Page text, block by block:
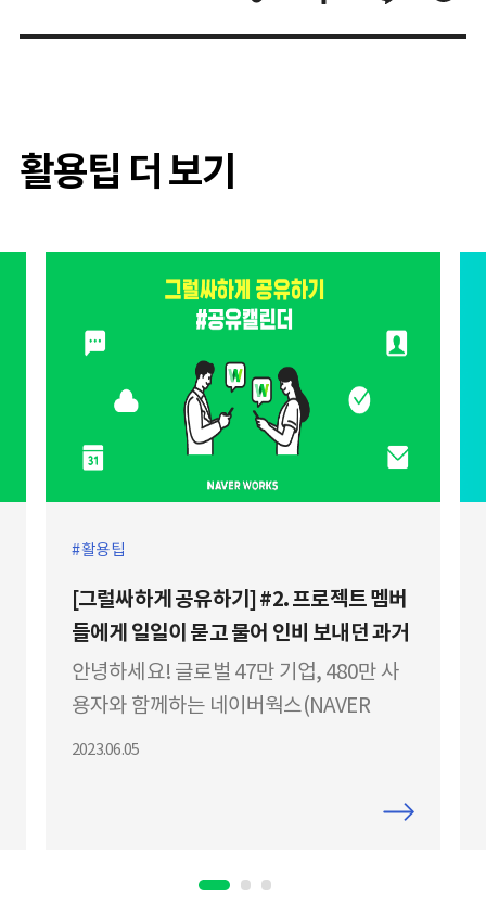
활용팁 더 보기
활용팁
[그럴싸하게 공유하기] #2. 프로젝트 멤버
들에게 일일이 묻고 물어 인비 보내던 과거
청산했다.
안녕하세요! 글로벌 47만 기업, 480만 사
용자와 함께하는 네이버웍스(NAVER
WORKS) 입니다. 와, 또 큰일났다. 오늘의
이번 프로젝트 관련 주요 마일스톤과 미팅
땀 언제 찾지… 뭉치씨의 고민 中 프로젝트
2023.06.05